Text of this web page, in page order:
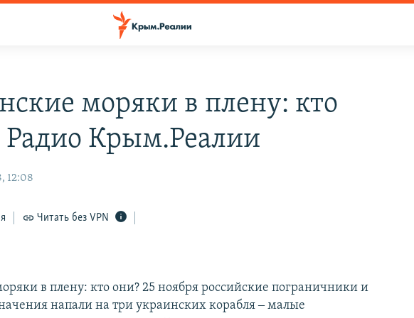
моряки в плену: кто
Радио Крым.Реалии
12:08
Читать без VPN
в плену: кто они? 25 ноября российские пограничники и
напали на три украинских корабля ‒ малые